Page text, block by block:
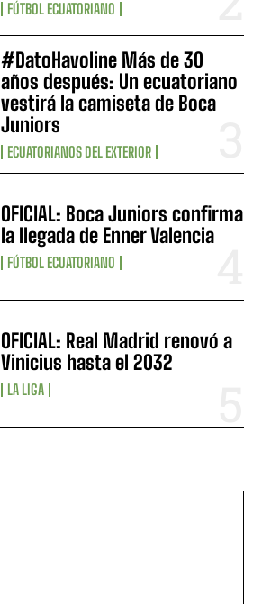
FÚTBOL ECUATORIANO
#DatoHavoline Más de 30
años después: Un ecuatoriano
vestirá la camiseta de Boca
Juniors
ECUATORIANOS DEL EXTERIOR
OFICIAL: Boca Juniors confirma
la llegada de Enner Valencia
FÚTBOL ECUATORIANO
OFICIAL: Real Madrid renovó a
Vinicius hasta el 2032
LA LIGA